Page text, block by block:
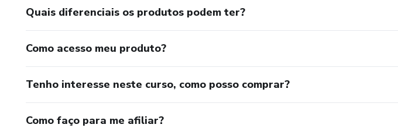
Quais diferenciais os produtos podem ter?
Como acesso meu produto?
Tenho interesse neste curso, como posso comprar?
Como faço para me afiliar?